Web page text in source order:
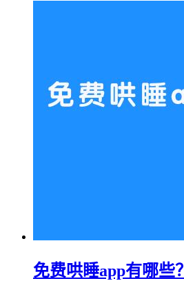
免费哄睡app有哪些？